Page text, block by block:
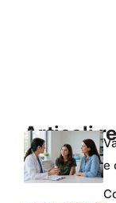
Articoli
e